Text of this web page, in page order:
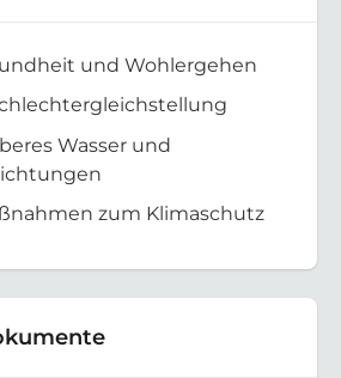
und Wohlergehen
Wasser und
zum Klimaschutz